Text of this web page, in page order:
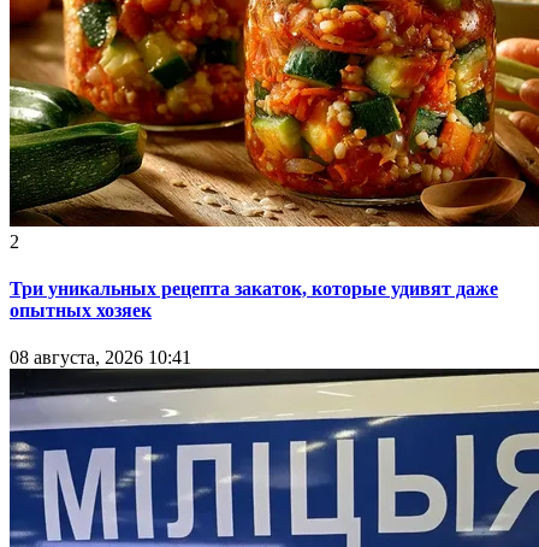
2
Три уникальных рецепта закаток, которые удивят даже
опытных хозяек
08 августа, 2026 10:41